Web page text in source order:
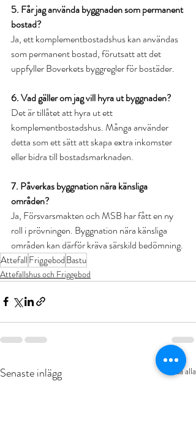
5. Får jag använda byggnaden som permanent
bostad?
Ja, ett komplementbostadshus kan användas
som permanent bostad, förutsatt att det
uppfyller Boverkets byggregler för bostäder.
6. Vad gäller om jag vill hyra ut byggnaden?
Det är tillåtet att hyra ut ett
komplementbostadshus. Många använder
detta som ett sätt att skapa extra inkomster
eller bidra till bostadsmarknaden.
7. Påverkas byggnation nära känsliga
områden?
Ja, Försvarsmakten och MSB har fått en ny
roll i prövningen. Byggnation nära känsliga
områden kan därför kräva särskild bedömning.
AttefallFriggebodBastu
Attefallshus och Friggebod
Senaste inlägg Visa alla